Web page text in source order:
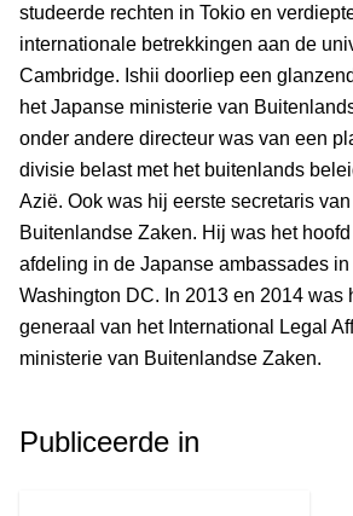
studeerde rechten in Tokio en
internationale betrekkingen aan de
Cambridge. Ishii doorliep een
het Japanse ministerie van
onder andere directeur was van een
divisie belast met het buitenlands
Azië. Ook was hij eerste secretaris
Buitenlandse Zaken. Hij was het
afdeling in de Japanse ambassades
Washington DC. In 2013 en 2014 was
generaal van het International Legal
ministerie van Buitenlandse Zaken.
Publiceerde in